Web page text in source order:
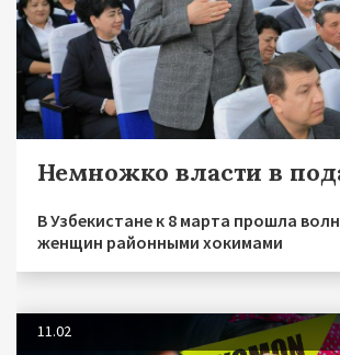
Немножко власти в
В Узбекистане к 8 марта прошла
женщин районными хокимами
11.02